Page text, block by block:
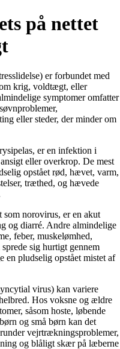
på nettet
er forbundet med
krig, voldtægt, eller
symptomer omfatter
eller steder, der minder om
er en infektion i
eller overkrop. De mest
opstået rød, hævet, varm,
træthed, og hævede
som norovirus, er en akut
og diarré. Andre almindelige
feber, muskelømhed,
sig hurtigt gennem
en pludselig opstået mistet af
virus) kan variere
Hos voksne og ældre
såsom hoste, løbende
og små børn kan det
vejrtrækningsproblemer,
og blåligt skær på læberne